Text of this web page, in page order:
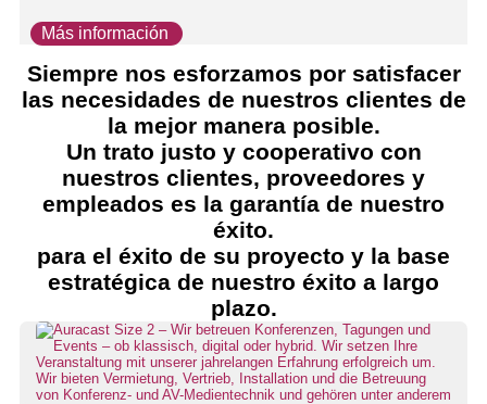
Más información
Siempre nos esforzamos por satisfacer
las necesidades de nuestros clientes de
la mejor manera posible.
Un trato justo y cooperativo con
nuestros clientes, proveedores y
empleados es la garantía de nuestro
éxito.
para el éxito de su proyecto y la base
estratégica de nuestro éxito a largo
plazo.